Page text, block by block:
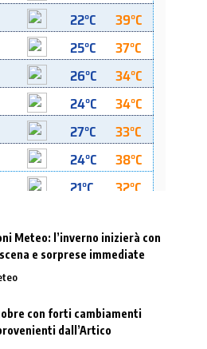
Meteo: l’inverno inizierà con
e sorprese immediate
con forti cambiamenti
dall’Artico